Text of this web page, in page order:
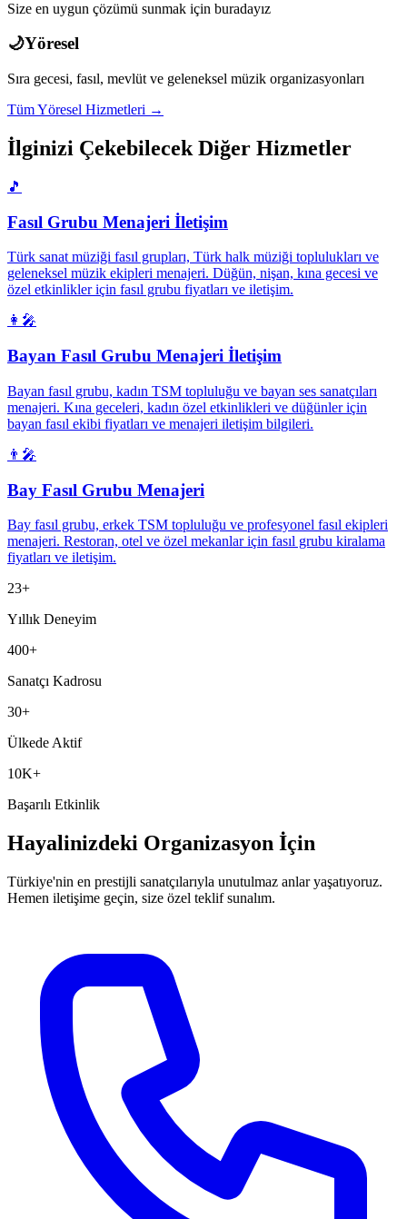
Size en uygun çözümü sunmak için buradayız
🌙Yöresel
Sıra gecesi, fasıl, mevlüt ve geleneksel müzik organizasyonları
TümYöresel Hizmetleri →
İlginizi Çekebilecek Diğer Hizmetler
🎵
Fasıl Grubu Menajeri İletişim
Türk sanat müziği fasıl grupları, Türk halk müziği toplulukları ve
geleneksel müzik ekipleri menajeri. Düğün, nişan, kına gecesi ve
özel etkinlikler için fasıl grubu fiyatları ve iletişim.
👩‍🎤
Bayan Fasıl Grubu Menajeri İletişim
Bayan fasıl grubu, kadın TSM topluluğu ve bayan ses sanatçıları
menajeri. Kına geceleri, kadın özel etkinlikleri ve düğünler için
bayan fasıl ekibi fiyatları ve menajeri iletişim bilgileri.
👨‍🎤
Bay Fasıl Grubu Menajeri
Bay fasıl grubu, erkek TSM topluluğu ve profesyonel fasıl ekipleri
menajeri. Restoran, otel ve özel mekanlar için fasıl grubu kiralama
fiyatları ve iletişim.
23+
Yıllık Deneyim
400+
Sanatçı Kadrosu
30+
Ülkede Aktif
10K+
Başarılı Etkinlik
Hayalinizdeki Organizasyon İçin
Türkiye'nin en prestijli sanatçılarıyla unutulmaz anlar yaşatıyoruz.
Hemen iletişime geçin, size özel teklif sunalım.